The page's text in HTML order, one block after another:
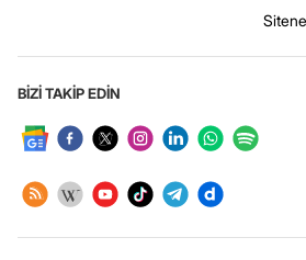
BİZİ TAKİP EDİN